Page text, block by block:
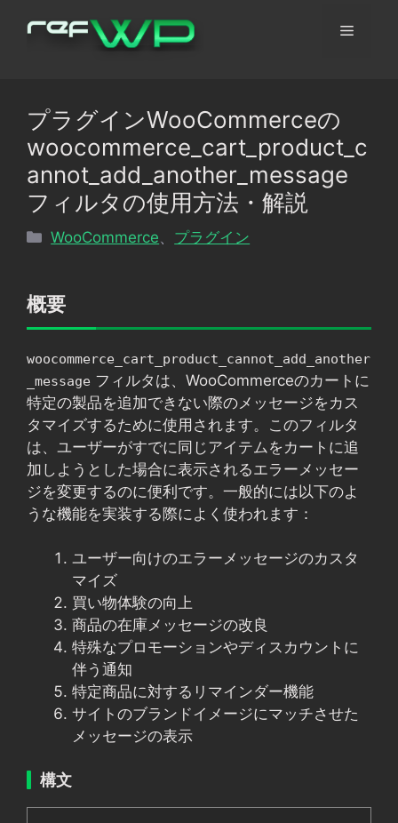
メ
プラグインWooCommerceの
woocommerce_cart_product_c
annot_add_another_message
フィルタの使用方法・解説
カ
リ
WooCommerce プラグイン
概要
woocommerce_cart_product_cannot_add_another
_message フィルタは、WooCommerceのカートに
特定の製品を追加できない際のメッセージをカス
タマイズするために使用されます。このフィルタ
は、ユーザーがすでに同じアイテムをカートに追
加しようとした場合に表示されるエラーメッセー
ジを変更するのに便利です。一般的には以下のよ
うな機能を実装する際によく使われます：
ユーザー向けのエラーメッセージのカスタ
マイズ
買い物体験の向上
商品の在庫メッセージの改良
特殊なプロモーションやディスカウントに
伴う通知
特定商品に対するリマインダー機能
サイトのブランドイメージにマッチさせた
メッセージの表示
構文